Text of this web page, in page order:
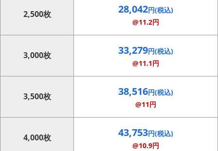
2,500枚 28,042円(税込)
@11.2円
3,000枚 33,279円(税込)
@11.1円
3,500枚 38,516円(税込)
@11円
4,000枚 43,753円(税込)
@10.9円